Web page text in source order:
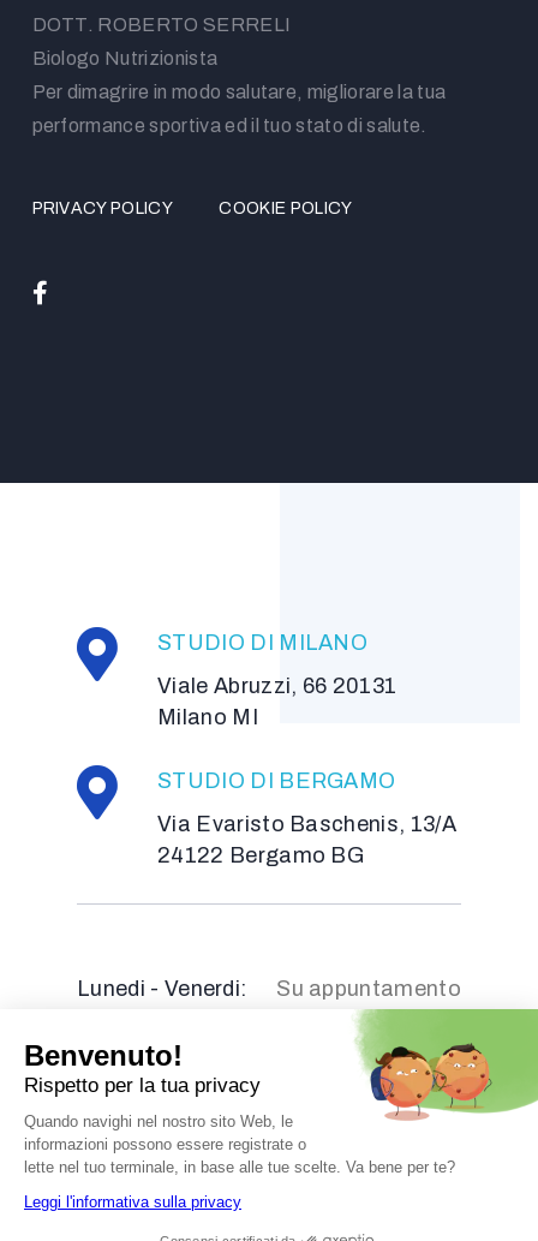
DOTT. ROBERTO SERRELI
Biologo Nutrizionista
Per dimagrire in modo salutare, migliorare la tua
performance sportiva ed il tuo stato di salute.
PRIVACY POLICY COOKIE POLICY
STUDIO DI MILANO
Viale Abruzzi, 66 20131
Milano MI
STUDIO DI BERGAMO
Via Evaristo Baschenis, 13/A
24122 Bergamo BG
Lunedi - Venerdi: Su appuntamento
© 2026 Nutrizionista Dott. Serreli
P.IVA 0362 738
Ordine Biologi Lombardia N° AA_073655 -
Credits